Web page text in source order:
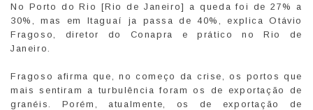
No Porto do Rio [Rio de Janeiro] a queda foi de 27% a
30%, mas em Itaguaí ja passa de 40%, explica Otávio
Fragoso, diretor do Conapra e prático no Rio de
Janeiro.
Fragoso afirma que, no começo da crise, os portos que
mais sentiram a turbulência foram os de exportação de
granéis. Porém, atualmente, os de exportação de